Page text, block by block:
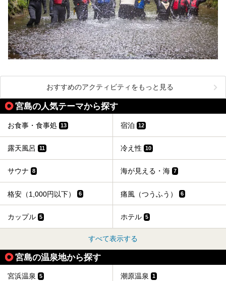
おすすめのアクティビティをもっと見る
宮島の人気テーマから探す
お食事・食事処 13 宿泊 12
露天風呂 11 冷え性 10
サウナ 8 海が見える・海 7
格安（1,000円以下） 6 痛風（つうふう） 6
カップル 5 ホテル 5
すべて表示する
宮島の温泉地から探す
宮浜温泉 5 潮原温泉 1